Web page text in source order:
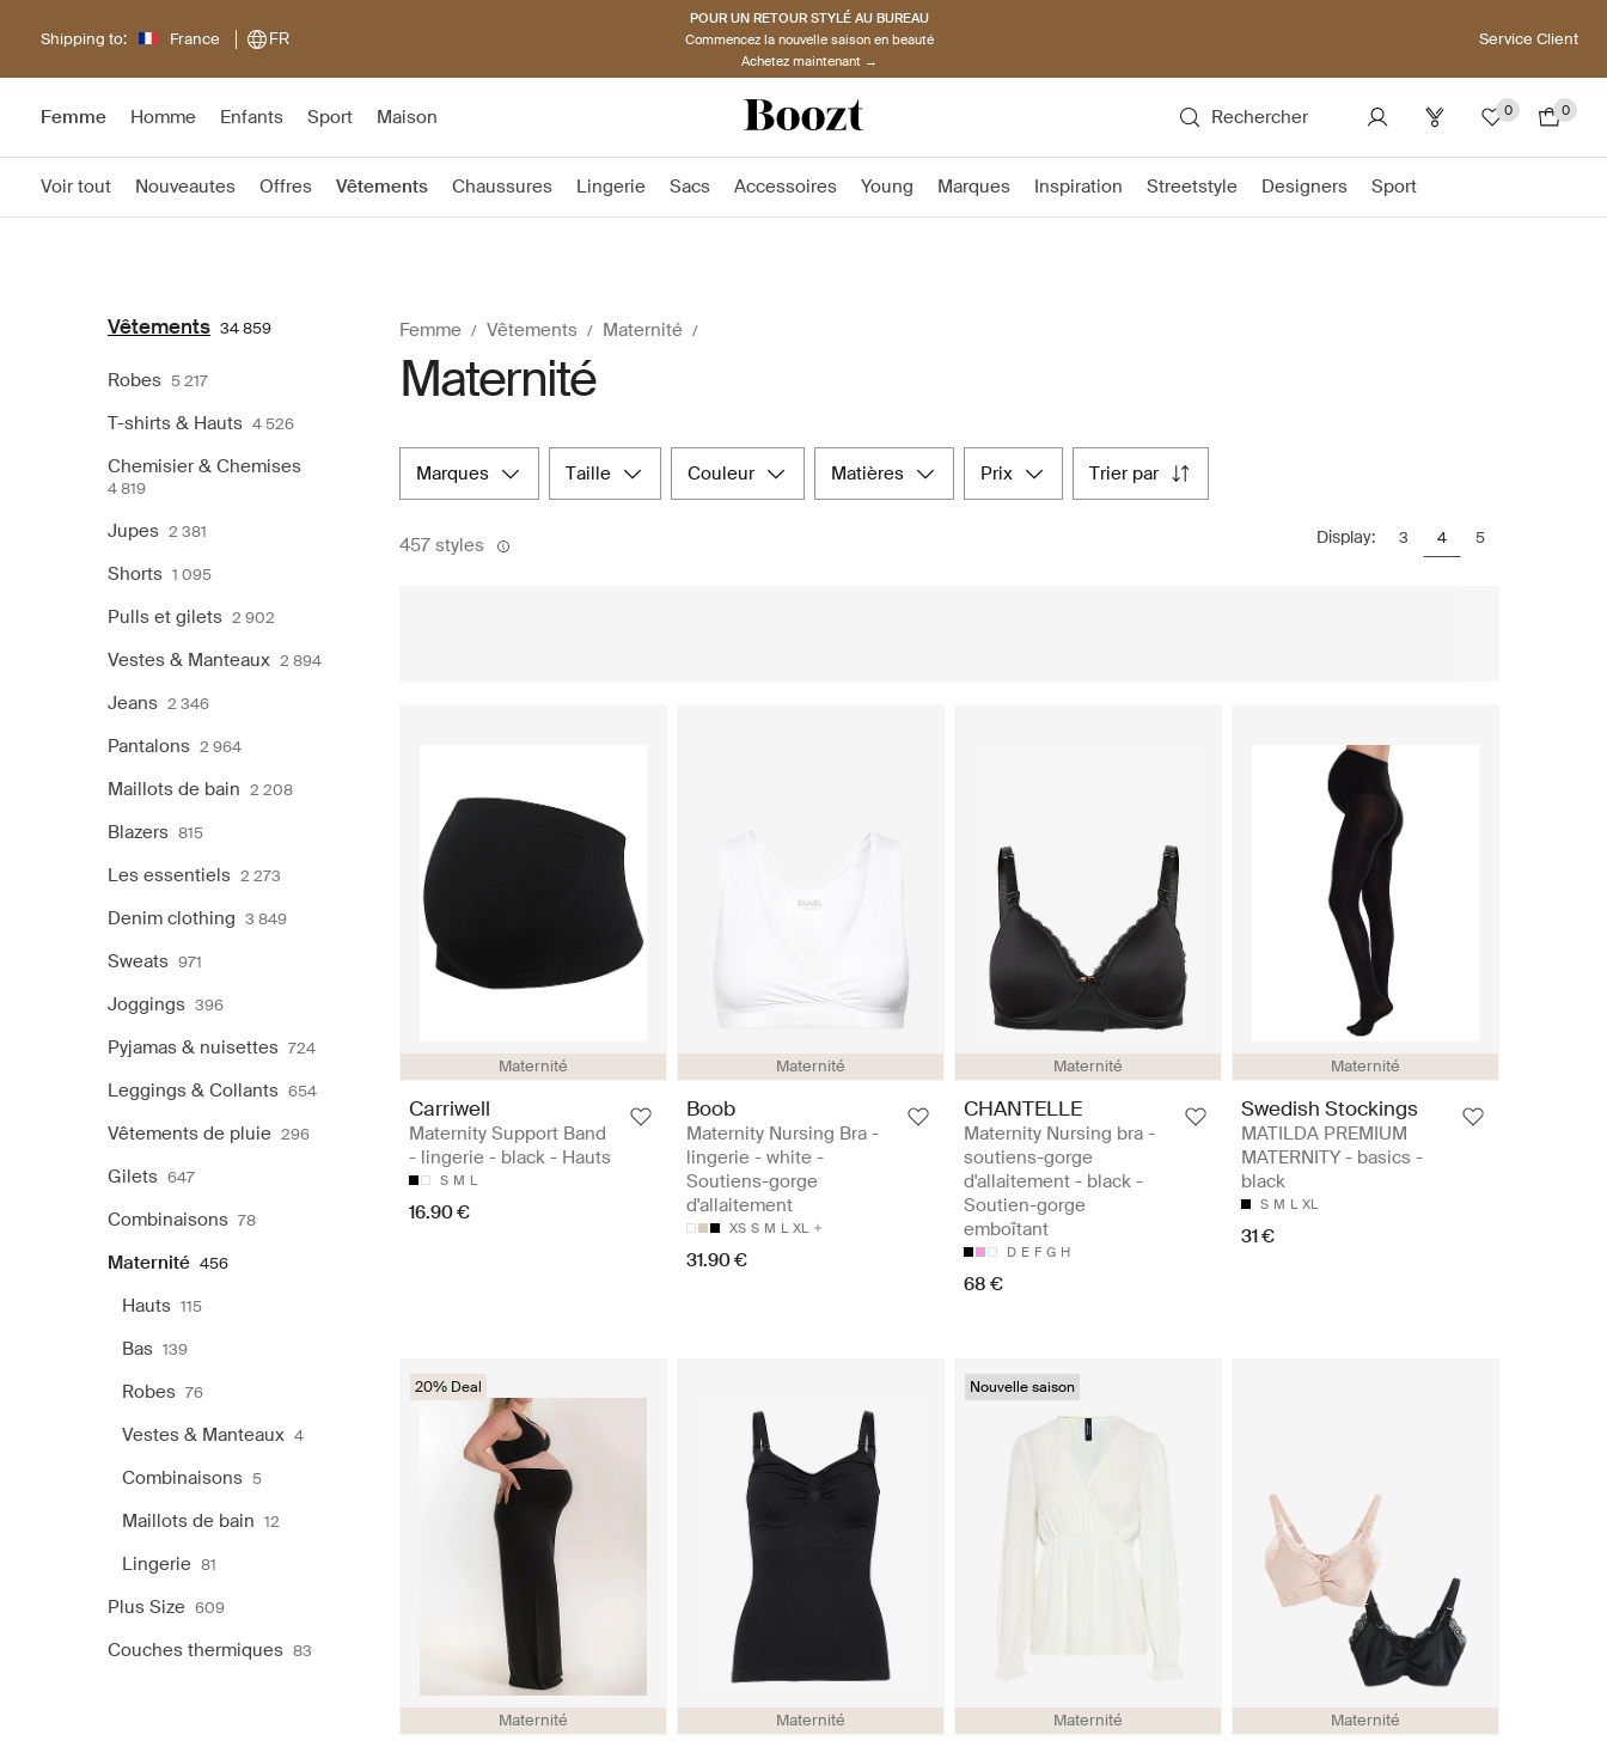
Shipping to: France FR
POUR UN RETOUR STYLÉ AU BUREAU
Commencez la nouvelle saison en beauté
Achetez maintenant →
Service Client
Femme Homme Enfants Sport Maison Rechercher 0 0
Voir tout Nouveautes Offres Vêtements Chaussures Lingerie Sacs Accessoires Young Marques Inspiration Streetstyle Designers Sport
Vêtements 34 859
Robes 5 217
T-shirts & Hauts 4 526
Chemisier & Chemises
4 819
Jupes 2 381
Shorts 1 095
Pulls et gilets 2 902
Vestes & Manteaux 2 894
Jeans 2 346
Pantalons 2 964
Maillots de bain 2 208
Blazers 815
Les essentiels 2 273
Denim clothing 3 849
Sweats 971
Joggings 396
Pyjamas & nuisettes 724
Leggings & Collants 654
Vêtements de pluie 296
Gilets 647
Combinaisons 78
Maternité 456
Hauts 115
Bas 139
Robes 76
Vestes & Manteaux 4
Combinaisons 5
Maillots de bain 12
Lingerie 81
Plus Size 609
Couches thermiques 83
Femme Vêtements Maternité
Maternité
marques taille couleur matières prix trier par
457 styles Display: 3 4 5
Maternité
Carriwell
Maternity Support Band
- lingerie - black - Hauts
S M L
16.90 €
Maternité
Boob
Maternity Nursing Bra -
lingerie - white -
Soutiens-gorge
d'allaitement
XS S M L XL
31.90 €
Maternité
CHANTELLE
Maternity Nursing bra -
soutiens-gorge
d'allaitement - black -
Soutien-gorge
emboîtant
D E F G H
68 €
Maternité
Swedish Stockings
MATILDA PREMIUM
MATERNITY - basics -
black
S M L XL
31 €
Maternité
20% Deal
Maternité Maternité
Nouvelle saison
Maternité